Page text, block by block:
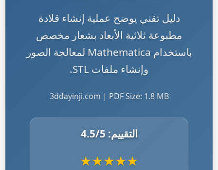
دليل تقني يوضح عملية إنشاء قلادة
مطبوعة ثلاثية الأبعاد بشعار مخصص
باستخدام Mathematica لمعالجة الصور
وإنشاء ملفات STL.
3ddayinji.com | PDF Size: 1.8 MB
التقييم: 4.5/5
★
★
★
★
★